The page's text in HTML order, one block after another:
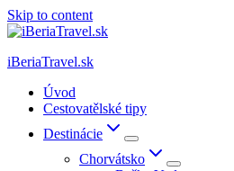
Skip to content
iBeriaTravel.sk
Úvod
Cestovatělské tipy
Destinácie
Chorvátsko